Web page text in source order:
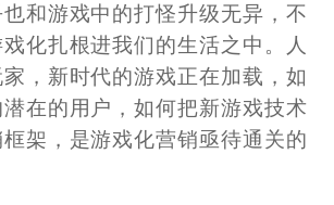
和游戏中的打怪升级无异，不
化扎根进我们的生活之中。人
，新时代的游戏正在加载，如
在的用户，如何把新游戏技术
架，是游戏化营销亟待通关的